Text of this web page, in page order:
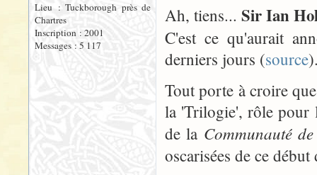
Lieu : Tuckborough près de
Chartres
Inscription : 2001
Messages : 5 117
Ah, tiens... Sir Ian
C'est ce qu'aurait
derniers jours (source
Tout porte à croire
la 'Trilogie', rôle pour
de la Communauté
oscarisées de ce début